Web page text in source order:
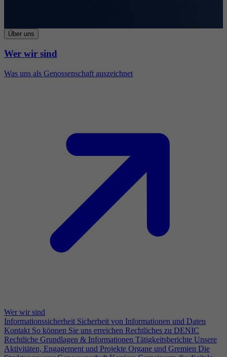
Über uns
Wer wir sind
Was uns als Genossenschaft auszeichnet
Wer wir sind
Informationssicherheit Sicherheit von Informationen und Daten
Kontakt So können Sie uns erreichen Rechtliches zu DENIC
Rechtliche Grundlagen & Informationen Tätigkeitsberichte Unsere
Aktivitäten, Engagement und Projekte Organe und Gremien Die